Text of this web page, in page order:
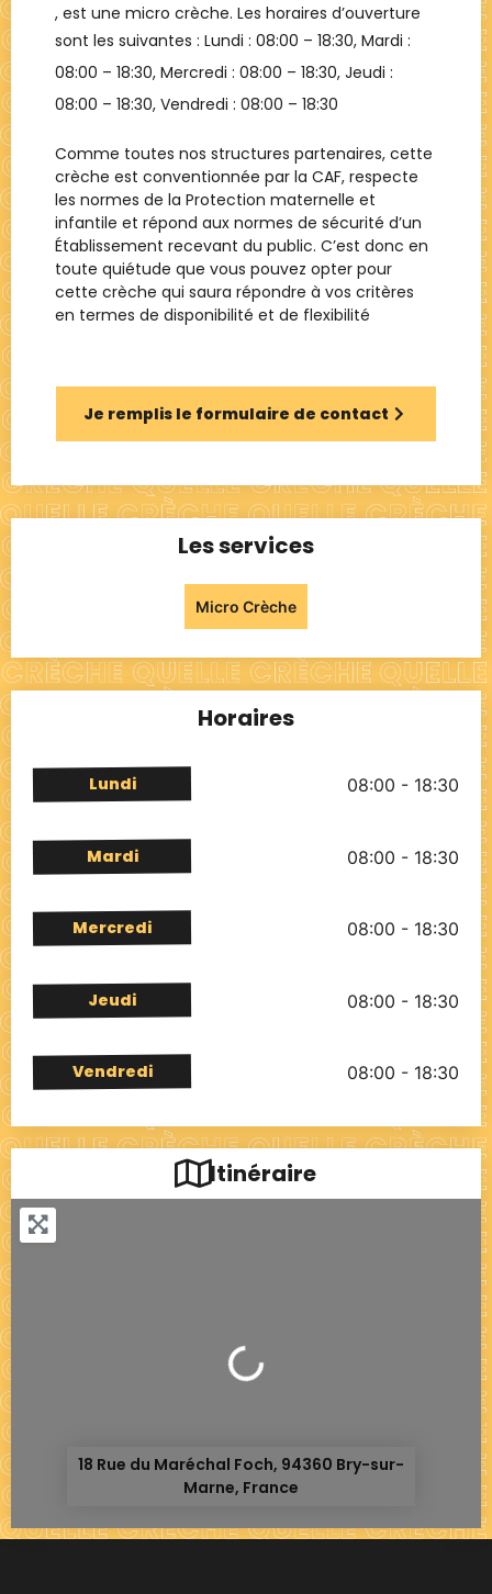
, est une micro crèche. Les horaires d’ouverture
sont les suivantes : Lundi : 08:00 – 18:30, Mardi :
08:00 – 18:30, Mercredi : 08:00 – 18:30, Jeudi :
08:00 – 18:30, Vendredi : 08:00 – 18:30
Comme toutes nos structures partenaires, cette
crèche est conventionnée par la CAF, respecte
les normes de la Protection maternelle et
infantile et répond aux normes de sécurité d’un
Établissement recevant du public. C’est donc en
toute quiétude que vous pouvez opter pour
cette crèche qui saura répondre à vos critères
en termes de disponibilité et de flexibilité
Je remplis le formulaire de contact
Les services
Micro Crèche
Horaires
Lundi 08:00 - 18:30
Mardi 08:00 - 18:30
Mercredi 08:00 - 18:30
Jeudi 08:00 - 18:30
Vendredi 08:00 - 18:30
Itinéraire
Chargement...
18 Rue du Maréchal Foch, 94360 Bry-sur-
Marne, France